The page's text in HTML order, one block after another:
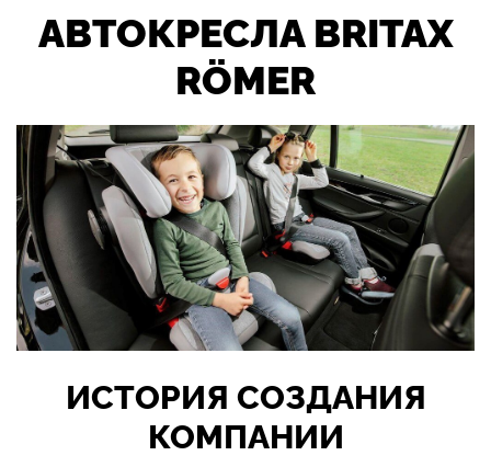
АВТОКРЕСЛА BRITAX
RÖMER
ИСТОРИЯ СОЗДАНИЯ
КОМПАНИИ